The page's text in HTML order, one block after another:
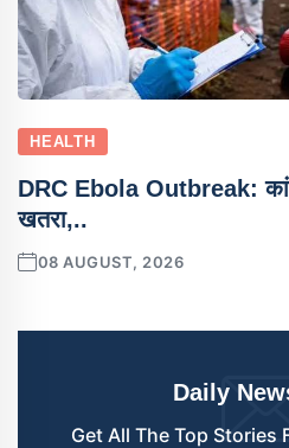
HEALTH
DRC Ebola Outbreak:
खतरा,..
08 AUGUST, 2026
Daily
Get All The Top Stories